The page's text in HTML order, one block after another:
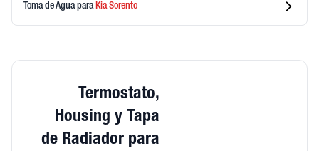
Toma de Aguapara KiaSorento
Termostato,
Housing y Tapa
de Radiador para